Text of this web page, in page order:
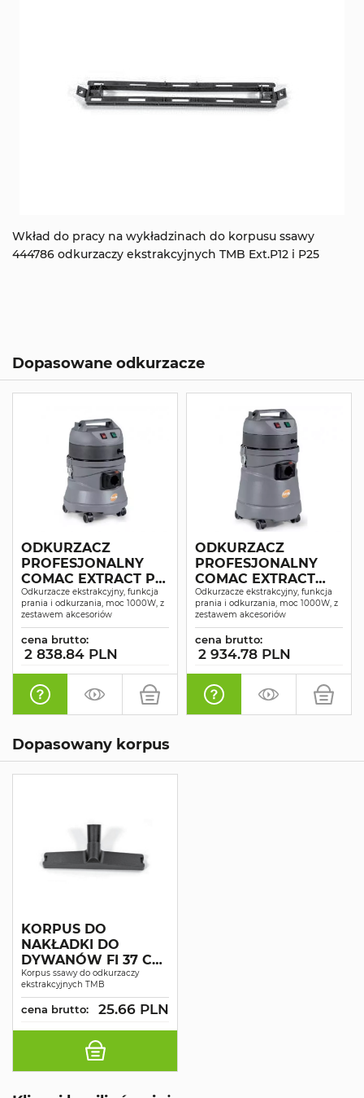
Wkład do pracy na wykładzinach do korpusu ssawy
444786 odkurzaczy ekstrakcyjnych TMB Ext.P12 i P25
Dopasowane odkurzacze
ODKURZACZ
PROFESJONALNY
COMAC EXTRACT P12
SUCHO-MOKRO
Odkurzacze ekstrakcyjny, funkcja
prania i odkurzania, moc 1000W, z
zestawem akcesoriów
cena brutto:
2 838.84 PLN
ODKURZACZ
PROFESJONALNY
COMAC EXTRACT
P25 SUCHO-MOKRO
Odkurzacze ekstrakcyjny, funkcja
prania i odkurzania, moc 1000W, z
zestawem akcesoriów
cena brutto:
2 934.78 PLN
Dopasowany korpus
KORPUS DO
NAKŁADKI DO
DYWANÓW FI 37 CA
30 CA 60
Korpus ssawy do odkurzaczy
ekstrakcyjnych TMB
cena brutto: 25.66 PLN